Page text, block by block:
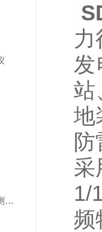
全自动绝缘靴手套综合测试仪
发
站
地
采
1/
频